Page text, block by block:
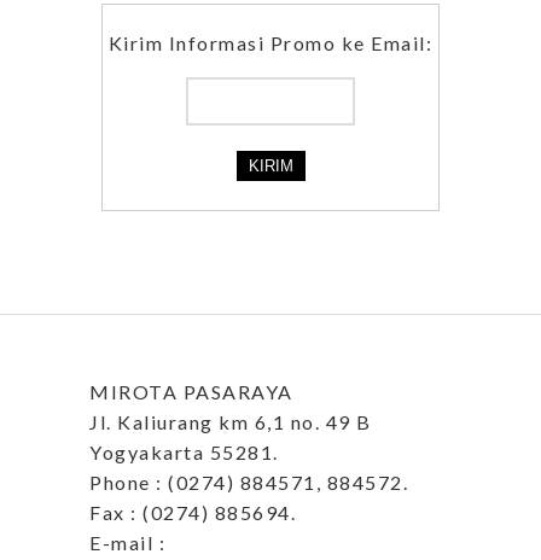
Kirim Informasi Promo ke Email:
MIROTA PASARAYA
Jl. Kaliurang km 6,1 no. 49 B
Yogyakarta 55281.
Phone : (0274) 884571, 884572.
Fax : (0274) 885694.
E-mail :